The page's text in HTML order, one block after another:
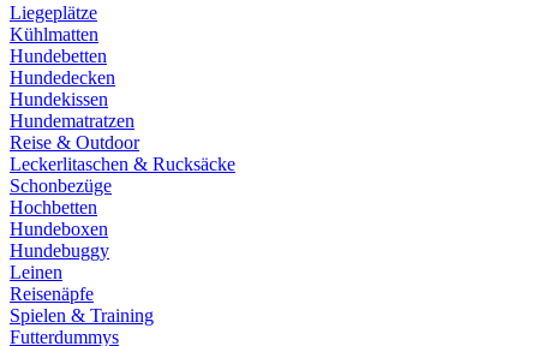
Liegeplätze
Kühlmatten
Hundebetten
Hundedecken
Hundekissen
Hundematratzen
Reise & Outdoor
Leckerlitaschen & Rucksäcke
Schonbezüge
Hochbetten
Hundeboxen
Hundebuggy
Leinen
Reisenäpfe
Spielen & Training
Futterdummys